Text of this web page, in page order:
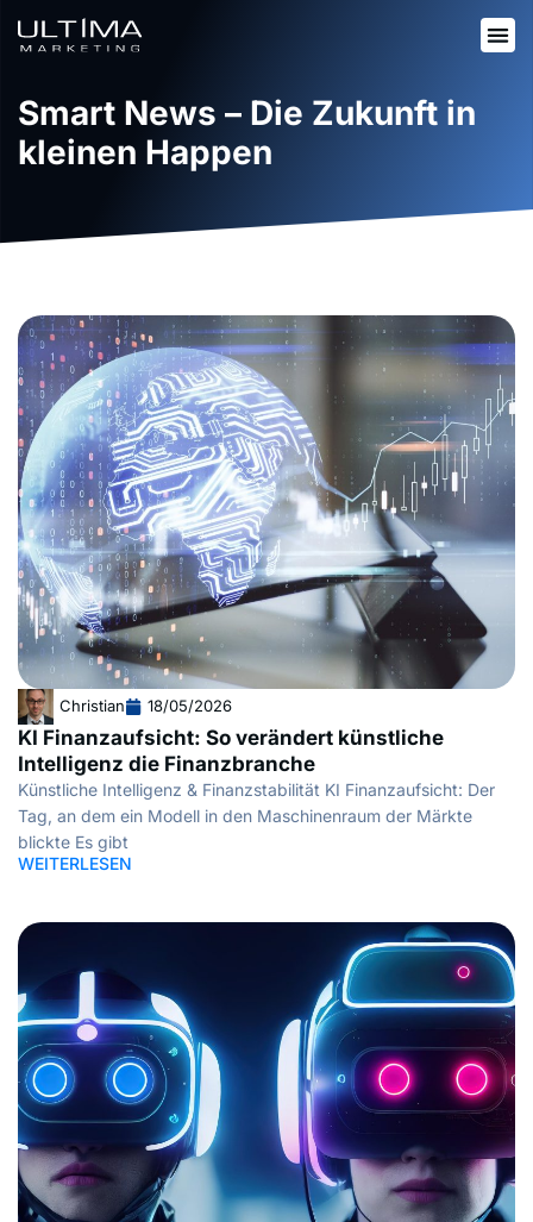
Smart News – Die Zukunft in
kleinen Happen
Christian 18/05/2026
KI Finanzaufsicht: So verändert künstliche
Intelligenz die Finanzbranche
Künstliche Intelligenz & Finanzstabilität KI Finanzaufsicht: Der
Tag, an dem ein Modell in den Maschinenraum der Märkte
blickte Es gibt
WEITERLESEN